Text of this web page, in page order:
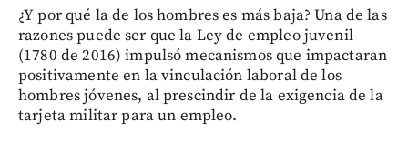
¿Y por qué la de los hombres es más baja? Una de las
razones puede ser que la Ley de empleo juvenil
(1780 de 2016) impulsó mecanismos que impactaran
positivamente en la vinculación laboral de los
hombres jóvenes, al prescindir de la exigencia de la
tarjeta militar para un empleo.